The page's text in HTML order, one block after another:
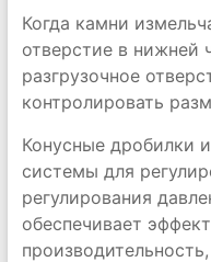
Когда камни
отверстие в нижней
разгрузочное
контролировать
Конусные дробилки
системы для
регулирования
обеспечивает